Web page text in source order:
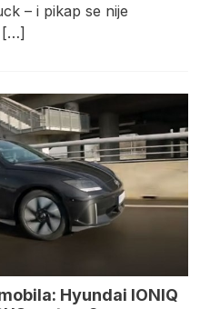
– i pikap se nije
[…]
Hyundai IONIQ